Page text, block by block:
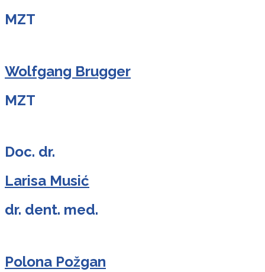
MZT
Wolfgang Brugger
MZT
Doc. dr.
Larisa Musić
dr. dent. med.
Polona Požgan